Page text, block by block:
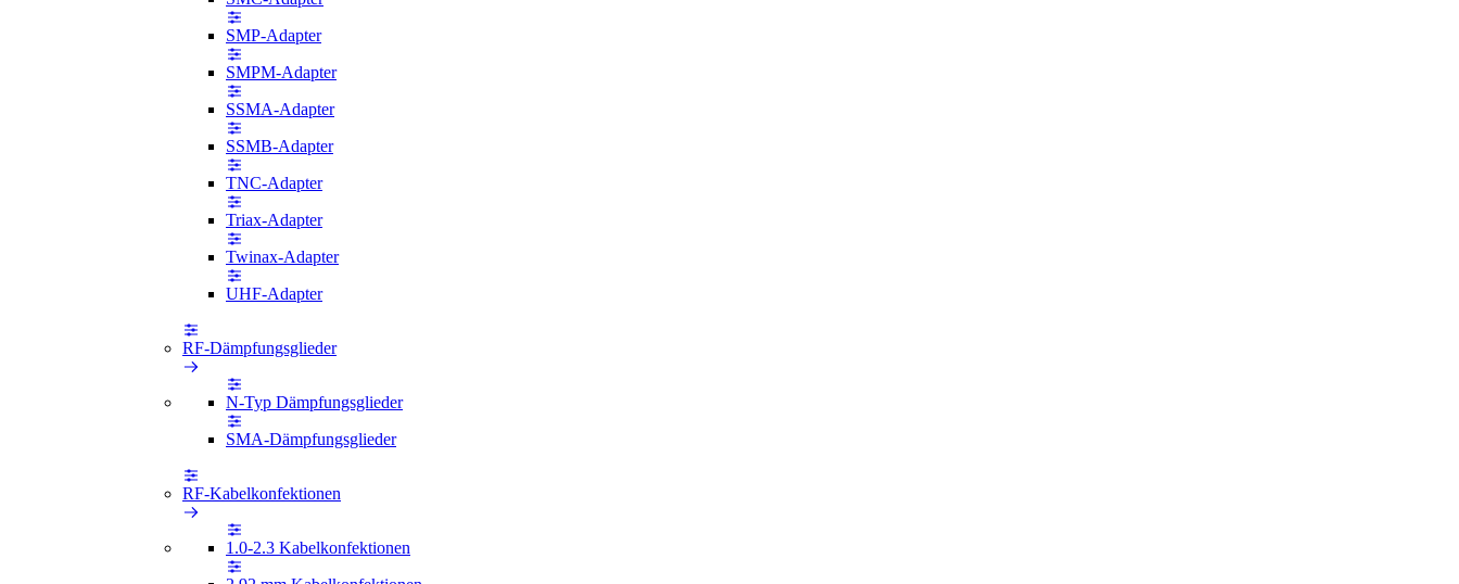
SMP-Adapter
SMPM-Adapter
SSMA-Adapter
SSMB-Adapter
TNC-Adapter
Triax-Adapter
Twinax-Adapter
UHF-Adapter
RF-Dämpfungsglieder
N-Typ Dämpfungsglieder
SMA-Dämpfungsglieder
RF-Kabelkonfektionen
1.0-2.3 Kabelkonfektionen